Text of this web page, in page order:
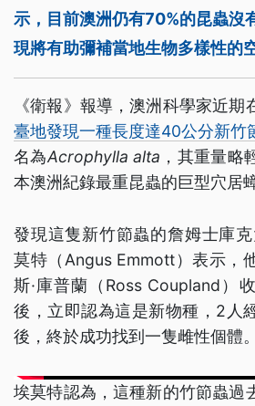
示，目前澳洲仍有70%的昆蟲沒
現將有助彌補當地生物多樣性的空
《衛報》報導，澳洲科學家近期
臺地發現一種長度達40公分新竹
名為Acrophylla alta ，其重量略
本澳洲紀錄最重昆蟲的巨型穴居
發現這隻新竹節蟲的詹姆士庫
莫特（Angus Emmott）表示，
斯·庫普蘭（Ross Coupland）
後，立即認為這是新物種，2人
後，終於成功找到一隻雌性個體。
埃莫特認為，這種新的竹節蟲過